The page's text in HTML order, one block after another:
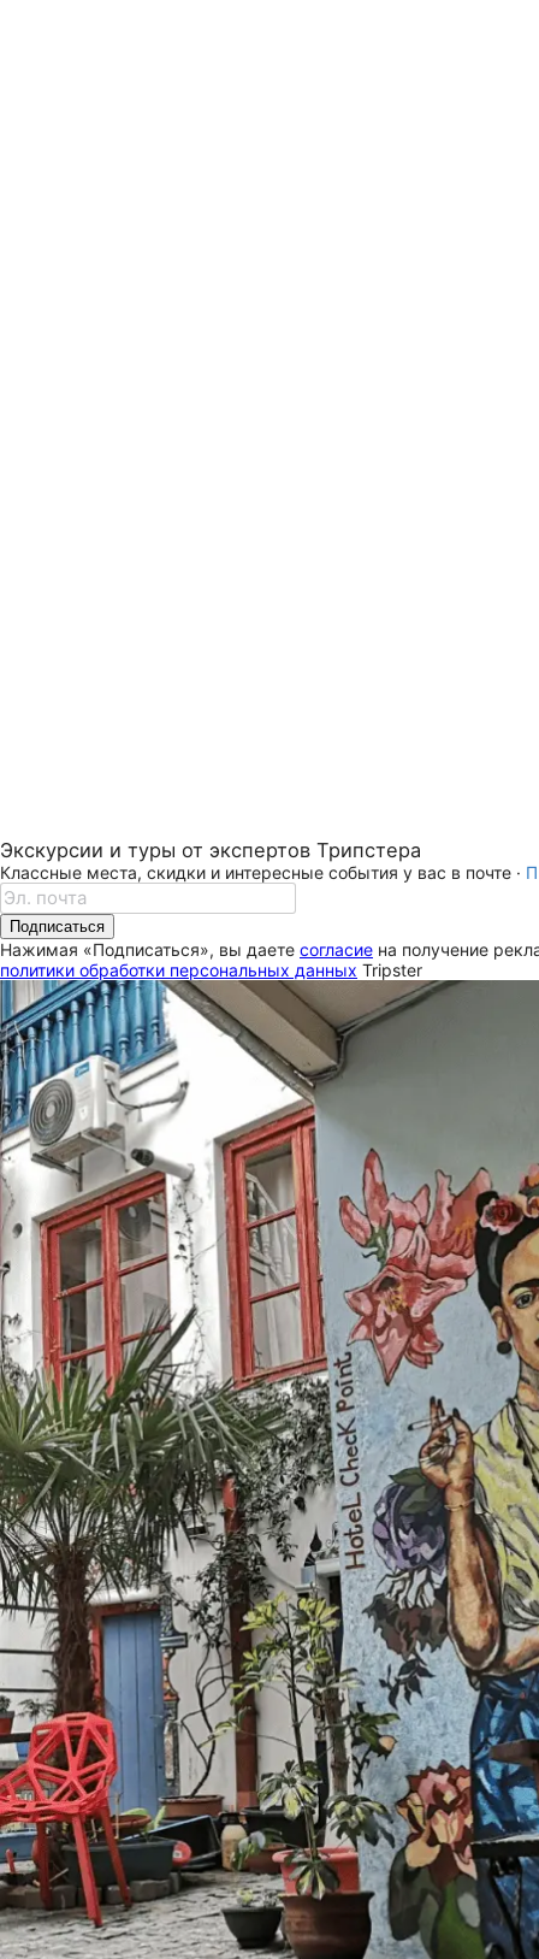
Экскурсии и туры от экспертов Трипстера
Классные места, скидки и интересные события у вас в почте ·
Подписаться
Нажимая «Подписаться», вы даете согласие на получение
политики обработки персональных данных Tripster